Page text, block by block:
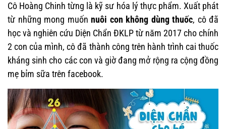
Cô Hoàng Chinh từng là kỹ sư hóa lý thực phẩm. Xuất phát
từ những mong muốn nuôi con không dùng thuốc, cô đã
học và nghiên cứu Diện Chẩn ĐKLP từ năm 2017 cho chính
2 con của mình, cô đã thành công trên hành trình cai thuốc
kháng sinh cho các con và giờ đang mở rộng ra cộng đồng
mẹ bỉm sữa trên facebook.